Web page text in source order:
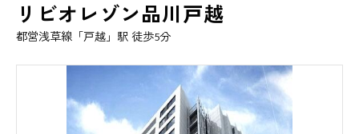
リビオレゾン品川戸越
都営浅草線「戸越」駅 徒歩5分